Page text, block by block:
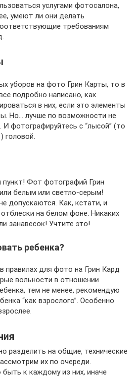
услугами фотосалона,
умеют ли они делать
требованиям
уборов на фото Грин Карты, то в
подробно написано, как
в них, если это элементы
Но… лучше по возможности не
И фотографируйтесь с “лысой” (то
) головой.
Фот фотографий Грин
белым или светло-серым!
допускаются. Как, кстати, и
на белом фоне. Никаких
занавесок! Учтите это!
ребенка?
правилах для фото на Грин Кард
вольности в отношении
тем не менее, рекомендую
“как взрослого”. Особенно
разделить на общие, технические
их по очереди.
к каждому из них, иначе